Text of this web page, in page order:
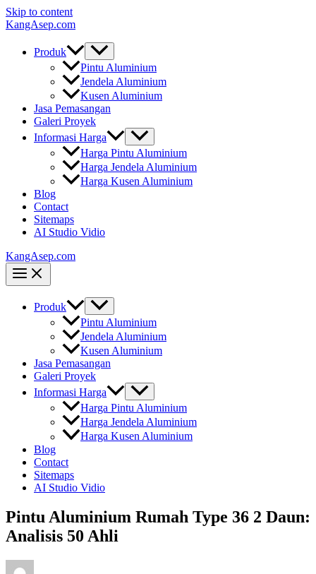
Skip to content
KangAsep.com
Produk
Pintu Aluminium
Jendela Aluminium
Kusen Aluminium
Jasa Pemasangan
Galeri Proyek
Informasi Harga
Harga Pintu Aluminium
Harga Jendela Aluminium
Harga Kusen Aluminium
Blog
Contact
Sitemaps
AI Studio Vidio
KangAsep.com
Produk
Pintu Aluminium
Jendela Aluminium
Kusen Aluminium
Jasa Pemasangan
Galeri Proyek
Informasi Harga
Harga Pintu Aluminium
Harga Jendela Aluminium
Harga Kusen Aluminium
Blog
Contact
Sitemaps
AI Studio Vidio
Pintu Aluminium Rumah Type 36 2 Daun:
Analisis 50 Ahli